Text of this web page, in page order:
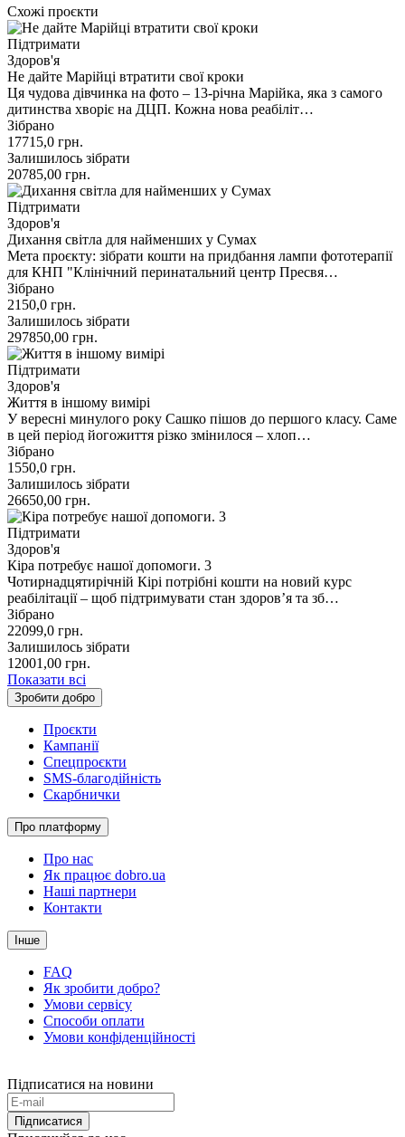
Схожі проєкти
Підтримати
Здоров'я
Не дайте Марійці втратити свої кроки
Ця чудова дівчинка на фото – 13-річна Марійка, яка з самого
дитинства хворіє на ДЦП. Кожна нова реабіліт…
Зібрано
17715,0 грн.
Залишилось зібрати
20785,00 грн.
Підтримати
Здоров'я
Дихання світла для найменших у Сумах
Мета проєкту: зібрати кошти на придбання лампи фототерапії
для КНП "Клінічний перинатальний центр Пресвя…
Зібрано
2150,0 грн.
Залишилось зібрати
297850,00 грн.
Підтримати
Здоров'я
Життя в іншому вимірі
У вересні минулого року Сашко пішов до першого класу. Саме
в цей період йогожиття різко змінилося – хлоп…
Зібрано
1550,0 грн.
Залишилось зібрати
26650,00 грн.
Підтримати
Здоров'я
Кіра потребує нашої допомоги. 3
Чотирнадцятирічній Кірі потрібні кошти на новий курс
реабілітації – щоб підтримувати стан здоровʼя та зб…
Зібрано
22099,0 грн.
Залишилось зібрати
12001,00 грн.
Показати всі
Зробити добро
Проєкти
Кампанії
Спецпроєкти
SMS-благодійність
Скарбнички
Про платформу
Про нас
Як працює dobro.ua
Наші партнери
Контакти
Інше
FAQ
Як зробити добро?
Умови сервісу
Способи оплати
Умови конфіденційності
Підписатися на новини
Підписатися